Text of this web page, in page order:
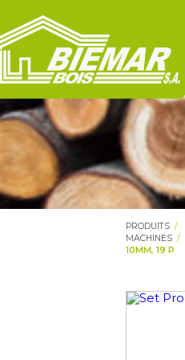
PRODUITS
MACHINES
10MM, 19 P